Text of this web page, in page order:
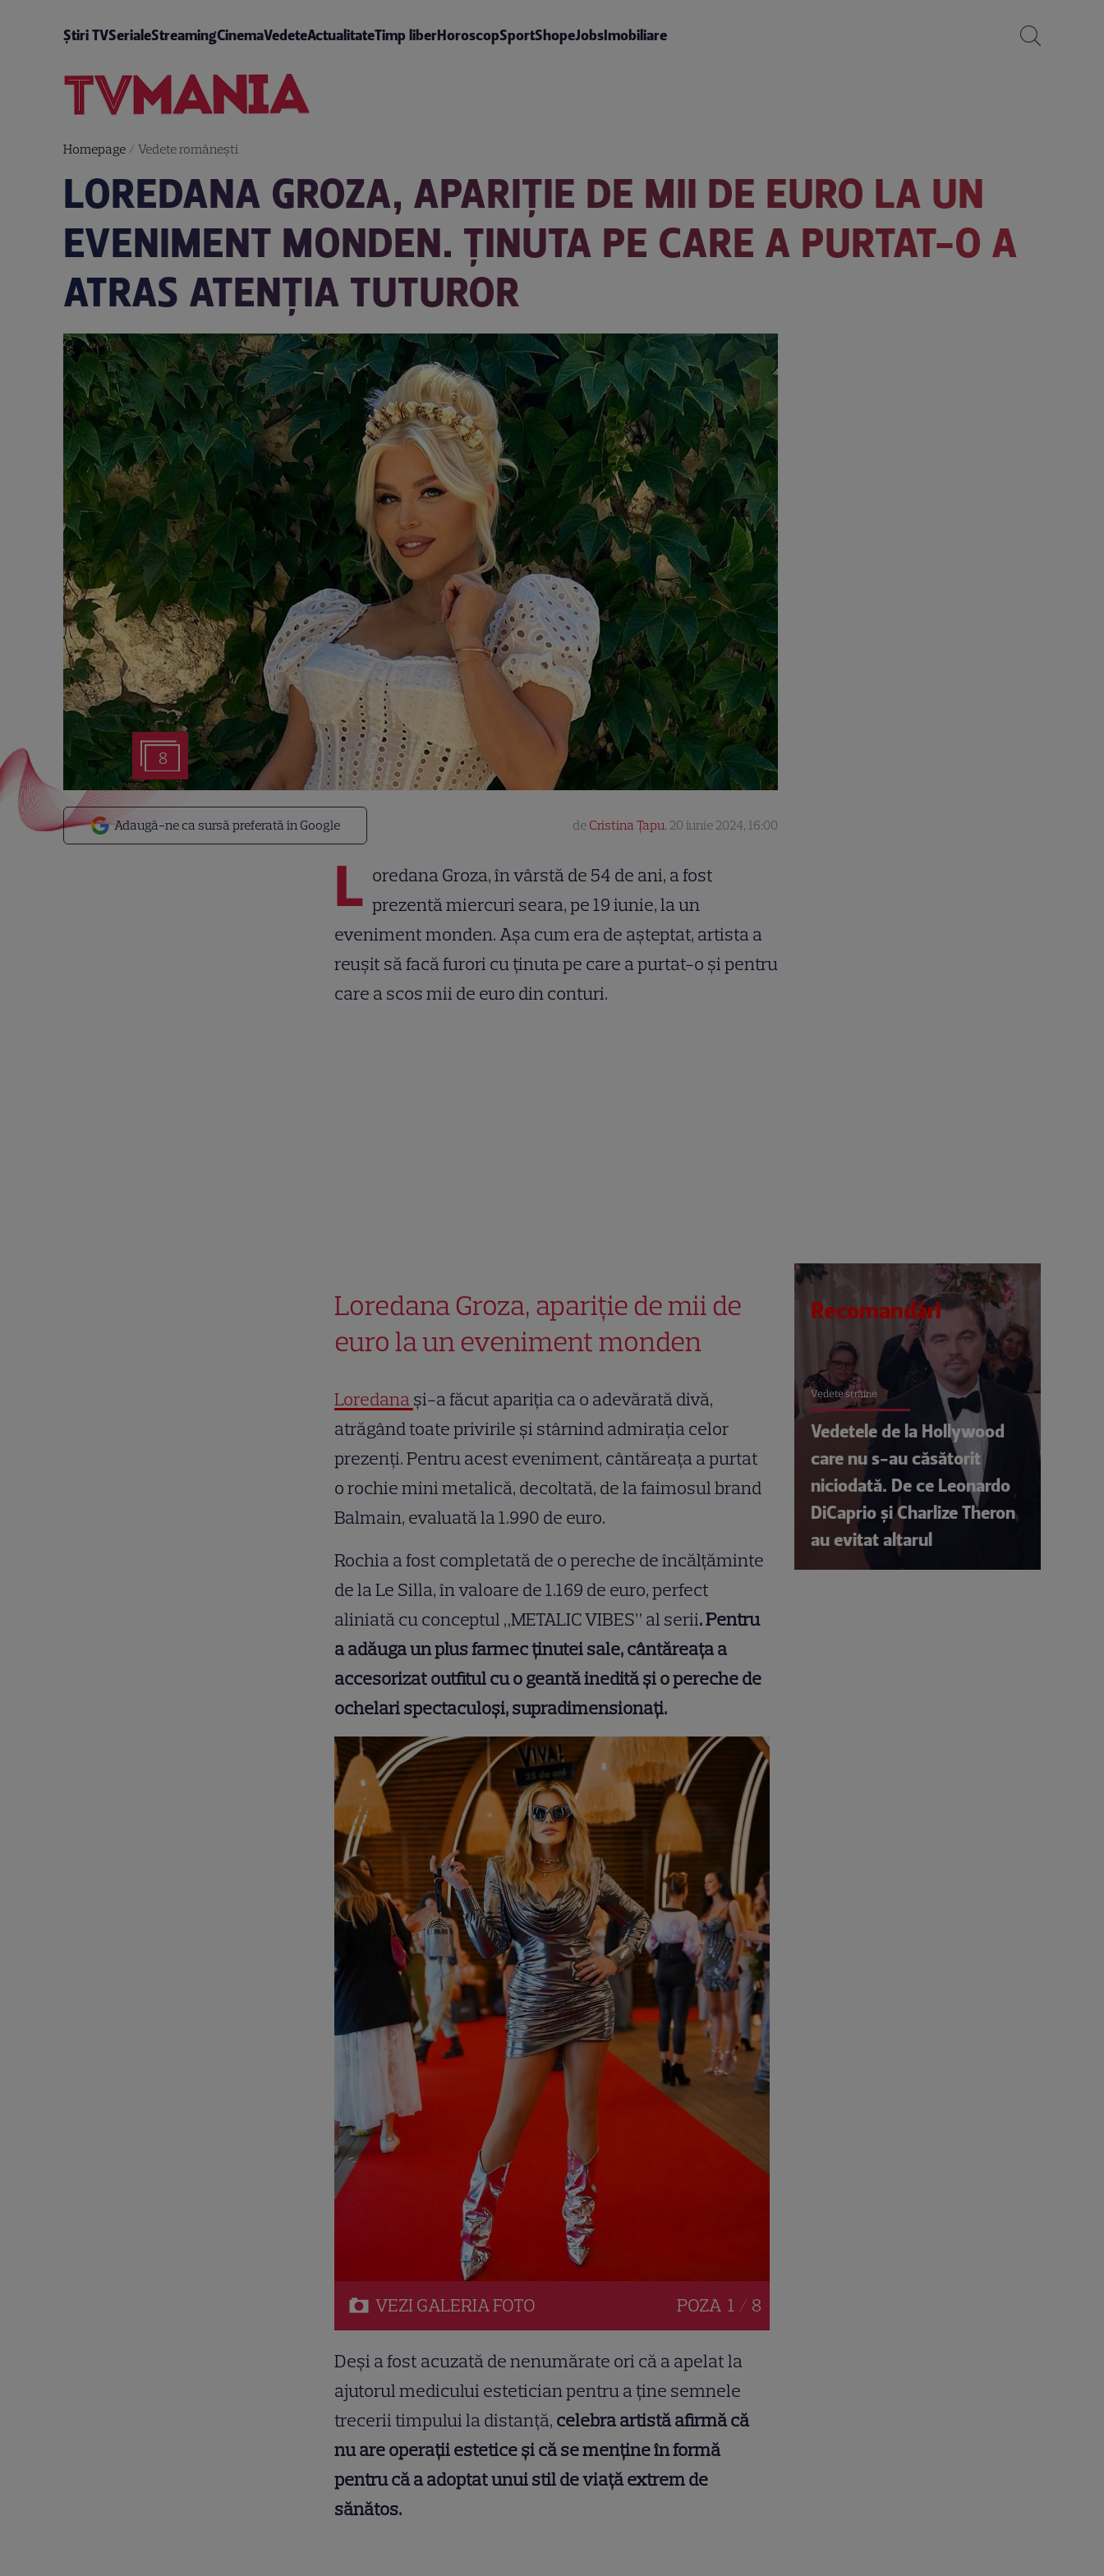
Știri TVSerialeStreamingCinemaVedeteActualitateTimp liberHoroscopSportShopeJobsImobiliare
Homepage/ Vedete româneşti
LOREDANA GROZA, APARIȚIE DE MII DE EURO LA UN
EVENIMENT MONDEN. ȚINUTA PE CARE A PURTAT-O A
ATRAS ATENȚIA TUTUROR
8
Adaugă-ne ca sursă preferată în Google de Cristina Țapu, 20 iunie 2024, 16:00
L oredana Groza, în vârstă de 54 de ani, a fost
prezentă miercuri seara, pe 19 iunie, la un
eveniment monden. Așa cum era de așteptat, artista a
reușit să facă furori cu ținuta pe care a purtat-o și pentru
care a scos mii de euro din conturi.
Loredana Groza, apariție de mii de
euro la un eveniment monden
Loredanași-a făcut apariția ca o adevărată divă,
atrăgând toate privirile și stârnind admirația celor
prezenți. Pentru acest eveniment, cântăreața a purtat
o rochie mini metalică, decoltată, de la faimosul brand
Balmain, evaluată la 1.990 de euro.
Rochia a fost completată de o pereche de încălțăminte
de la Le Silla, în valoare de 1.169 de euro, perfect
aliniată cu conceptul „METALIC VIBES” al serii. Pentru
a adăuga un plus farmec ținutei sale, cântăreața a
accesorizat outfitul cu o geantă inedită și o pereche de
ochelari spectaculoși, supradimensionați.
VEZI GALERIAFOTO POZA 1 / 8
Deși a fost acuzată de nenumărate ori că a apelat la
ajutorul medicului estetician pentru a ține semnele
trecerii timpului la distanță, celebra artistă afirmă că
nu are operații estetice și că se menține în formă
pentru că a adoptat unui stil de viață extrem de
sănătos.
Recomandări
Vedete străine
Vedetele de la Hollywood
care nu s-au căsătorit
niciodată. De ce Leonardo
DiCaprio și Charlize Theron
au evitat altarul